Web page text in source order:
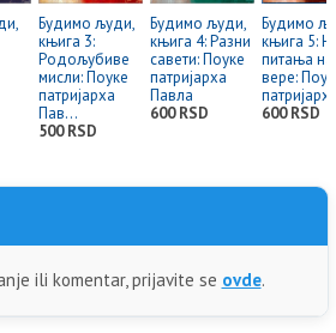
Будимо људи,
књига 3:
Родољубиве
мисли: Поуке
патријарха
Пав...
500 RSD
Будимо људи,
књига 4: Разни
савети: Поуке
патријарха
Павла
600 RSD
Будимо
књига 5:
питања
вере:
600 RSD
ili komentar, prijavite se ovde.